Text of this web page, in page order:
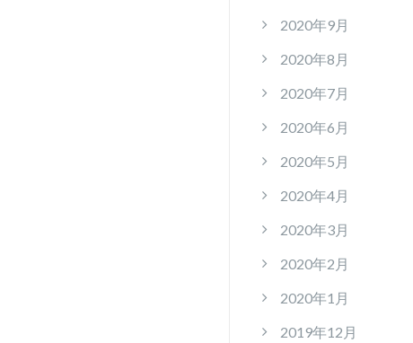
2020年9月
2020年8月
2020年7月
2020年6月
2020年5月
2020年4月
2020年3月
2020年2月
2020年1月
2019年12月